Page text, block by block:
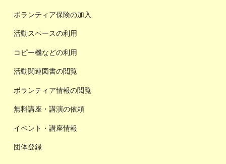
ボランティア保険の加入
活動スペースの利用
コピー機などの利用
活動関連図書の閲覧
ボランティア情報の閲覧
無料講座・講演の依頼
イベント・講座情報
団体登録